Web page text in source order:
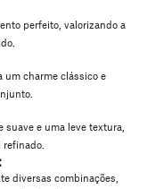
perfeito, valorizando a
um charme clássico e
suave e uma leve textura,
refinado.
diversas combinações,